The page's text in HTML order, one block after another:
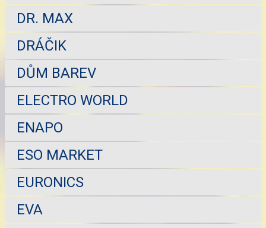
DR. MAX
DRÁČIK
DŮM BAREV
ELECTRO WORLD
ENAPO
ESO MARKET
EURONICS
EVA